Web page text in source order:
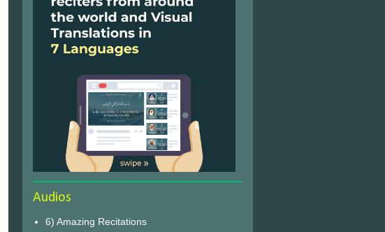
Audios
6) Amazing Recitations